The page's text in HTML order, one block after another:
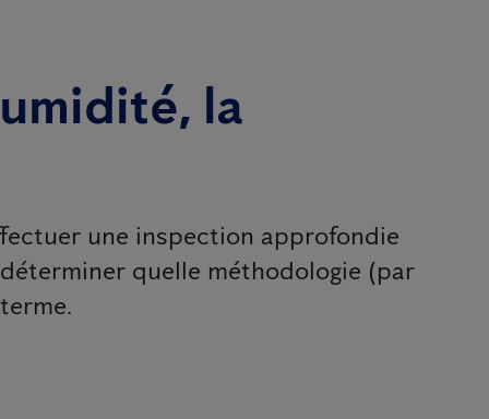
la
une inspection approfondie
quelle méthodologie (par